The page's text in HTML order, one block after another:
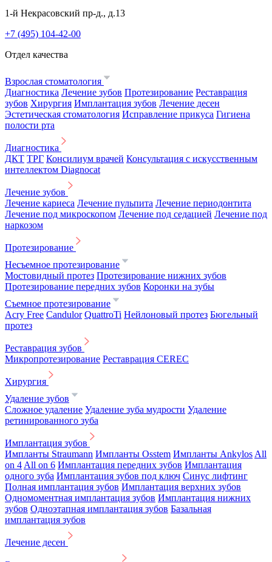
1-й Некрасовский пр-д., д.13
+7 (495) 104-42-00
Отдел качества
Взрослая стоматология
Диагностика Лечение зубов Протезирование Реставрация
зубов Хирургия Имплантация зубов Лечение десен
Эстетическая стоматология Исправление прикуса Гигиена
полости рта
Диагностика
ДКТ ТРГ Консилиум врачей Консультация с искусственным
интеллектом Diagnocat
Лечение зубов
Лечение кариеса Лечение пульпита Лечение периодонтита
Лечение под микроскопом Лечение под седацией Лечение под
наркозом
Протезирование
Несъемное протезирование
Мостовидный протез Протезирование нижних зубов
Протезирование передних зубов Коронки на зубы
Съемное протезирование
Acry Free Candulor QuattroTi Нейлоновый протез Бюгельный
протез
Реставрация зубов
Микропротезирование Реставрация CEREC
Хирургия
Удаление зубов
Сложное удаление Удаление зуба мудрости Удаление
ретинированного зуба
Имплантация зубов
Импланты Straumann Импланты Osstem Импланты Ankylos All
on 4 All on 6 Имплантация передних зубов Имплантация
одного зуба Имплантация зубов под ключ Синус лифтинг
Полная имплантация зубов Имплантация верхних зубов
Одномоментная имплантация зубов Имплантация нижних
зубов Одноэтапная имплантация зубов Базальная
имплантация зубов
Лечение десен